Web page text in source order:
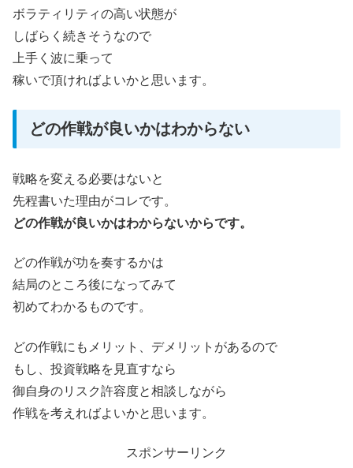
ボラティリティの高い状態が
しばらく続きそうなので
上手く波に乗って
稼いで頂ければよいかと思います。
どの作戦が良いかはわからない
戦略を変える必要はないと
先程書いた理由がコレです。
どの作戦が良いかはわからないからです。
どの作戦が功を奏するかは
結局のところ後になってみて
初めてわかるものです。
どの作戦にもメリット、デメリットがあるので
もし、投資戦略を見直すなら
御自身のリスク許容度と相談しながら
作戦を考えればよいかと思います。
スポンサーリンク